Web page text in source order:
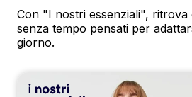
Con "I nostri essenziali", ritrova
senza tempo pensati per
giorno.